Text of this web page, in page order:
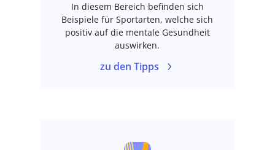
In diesem Bereich befinden sich
Beispiele für Sportarten, welche sich
positiv auf die mentale Gesundheit
auswirken.
zu den Tipps